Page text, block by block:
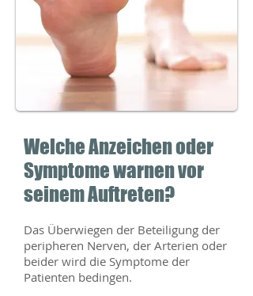
Welche Anzeichen oder
Symptome warnen vor
seinem Auftreten?
Das Überwiegen der Beteiligung der
peripheren Nerven, der Arterien oder
beider wird die Symptome der
Patienten bedingen.